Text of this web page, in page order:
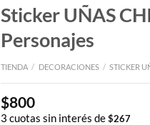
Sticker UÑAS
Personajes
TIENDA / DECORACIONES / STICKER
$800
3 cuotas sin interés de$267